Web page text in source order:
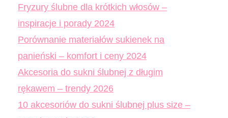
Fryzury ślubne dla krótkich włosów –
inspiracje i porady 2024
Porównanie materiałów sukienek na
panieński – komfort i ceny 2024
Akcesoria do sukni ślubnej z długim
rękawem – trendy 2026
10 akcesoriów do sukni ślubnej plus size –